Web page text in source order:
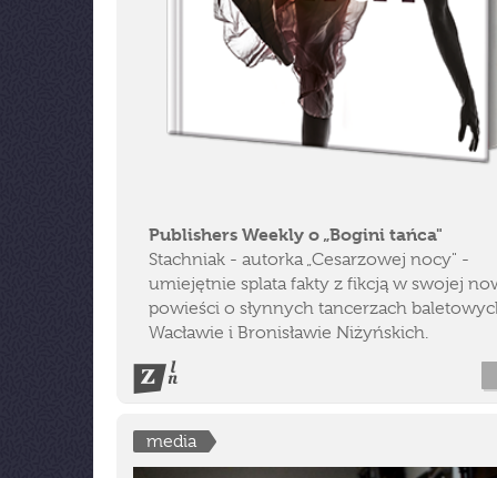
Publishers Weekly o „Bogini tańca"
Stachniak - autorka „Cesarzowej nocy" -
umiejętnie splata fakty z fikcją w swojej
powieści o słynnych tancerzach
Wacławie i Bronisławie Niżyńskich.
media